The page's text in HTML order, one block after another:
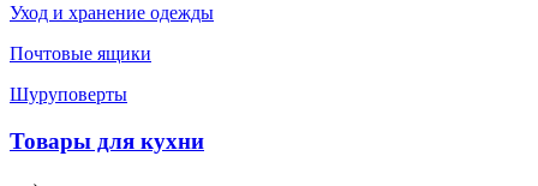
Уход и хранение одежды
Почтовые ящики
Шуруповерты
Товары для кухни